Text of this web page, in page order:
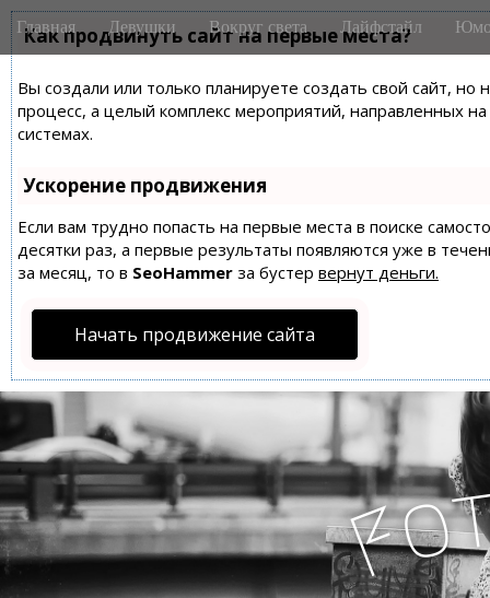
Как продвинуть сайт на первые места?
Вы создали или только планируете создать свой сайт,
процесс, а целый комплекс мероприятий, направленных
системах.
Ускорение продвижения
Если вам трудно попасть на первые места в поиске
десятки раз, а первые результаты появляются уже в
за месяц, то в SeoHammer за бустер вернут деньги.
Начать продвижение сайта
M
a
n
m
e
n
u
i
Главная Девушки Вокруг света Лайфстайл
Fo